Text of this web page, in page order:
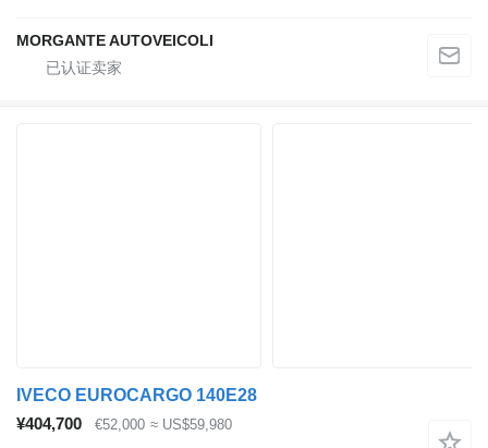
MORGANTE AUTOVEICOLI
IVECO EUROCARGO 140E28
¥404,700
€52,000 ≈ US$59,980